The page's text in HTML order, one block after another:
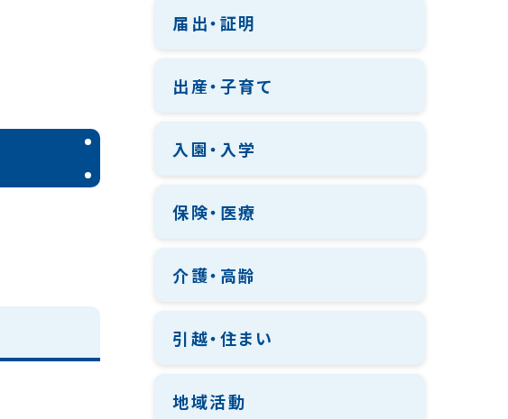
届出・証明
出産・子育て
入園・入学
保険・医療
介護・高齢
引越・住まい
地域活動